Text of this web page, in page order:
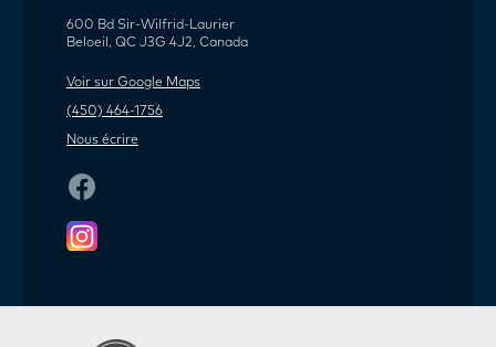
600 Bd Sir-Wilfrid-Laurier
Beloeil, QC J3G 4J2, Canada
Voir sur Google Maps
(450) 464-1756
Nous écrire